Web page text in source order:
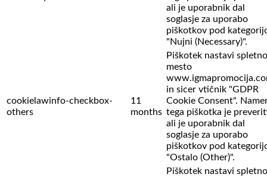
ali je uporabnik dal
soglasje za uporabo
piškotkov pod
"Nujni (Necessary)".
cookielawinfo-checkbox-
others
11
months
Piškotek nastavi spletno
mesto
in sicer vtičnik "GDPR
Cookie Consent".
tega piškotka je
ali je uporabnik dal
soglasje za uporabo
piškotkov pod
"Ostalo (Other)".
Piškotek nastavi spletno